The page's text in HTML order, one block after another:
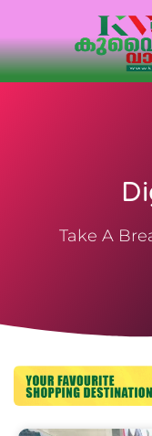
Take A